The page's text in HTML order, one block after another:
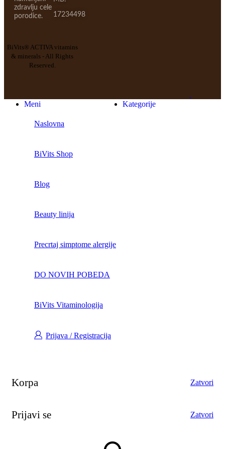
zdravlju cele
porodice.
17234498
BiVits® ACTIVA vitamins
& minerals - All Rights
Reserved.
Meni Kategorije
Naslovna
BiVits Shop
Blog
Beauty linija
Precrtaj simptome alergije
DO NOVIH POBEDA
BiVits Vitaminologija
Prijava / Registracija
Korpa Zatvori
Prijavi se Zatvori